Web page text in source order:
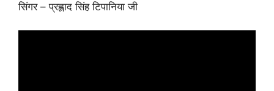
सिंगर – प्रह्लाद सिंह टिपानिया जी